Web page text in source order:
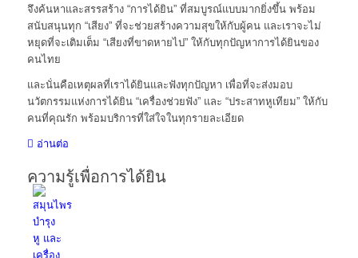
จึงค้นหาและสรรสร้าง “การได้ยิน” ที่สมบูรณ์แบบมากยิ่งขึ้น พร้อม
สนับสนุนทุก “เสียง” ที่จะช่วยสร้างความสุขให้กับผู้คน และเราจะไม่
หยุดที่จะเติมเต็ม “เสียงที่ขาดหายไป” ให้กับทุกปัญหาการได้ยินของ
คนไทย
และนั่นคือเหตุผลที่เราได้ยินและฟังทุกปัญหา เพื่อที่จะส่งมอบ
นวัตกรรมแห่งการได้ยิน “เครื่องช่วยฟัง” และ “ประสาทหูเทียม” ให้กับ
คนที่คุณรัก พร้อมบริการที่ใส่ใจในทุกรายละเอียด
อ่านต่อ
ความรู้เพื่อการได้ยิน